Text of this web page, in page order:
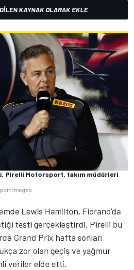
KAYNAK OLARAK EKLE
Pirelli Motorsport, takım müdürleri
Images
Lewis Hamilton, Fiorano'da
testi gerçekleştirdi. Pirelli bu
Grand Prix hafta sonları
zor olan geçiş ve yağmur
veriler elde etti.